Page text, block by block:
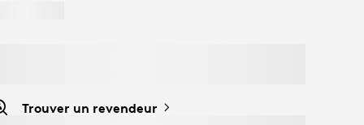
Trouver un revendeur